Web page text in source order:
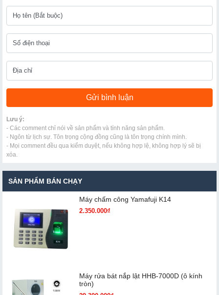
Lưu ý:
- Các comment chỉ nói về sản phẩm và tính năng sản phẩm.
- Ngôn từ lịch sự. Tôn trọng cộng đồng cũng là tôn trọng chính mình.
- Mọi comment đều qua kiểm duyệt, nếu không hợp lệ, không hợp lý sẽ bị
xóa.
SẢN PHẨM BÁN CHẠY
Máy chấm cô​ng Yamafuji K14
2.350.000₫
Máy rửa bát nắp lật HHB-7000D (ô kính
tròn)